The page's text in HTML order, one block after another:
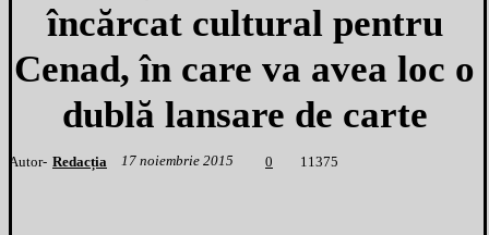
încărcat cultural pentru
Cenad, în care va avea loc o
dublă lansare de carte
Autor- Redacția 17 noiembrie 2015 0 1 1375